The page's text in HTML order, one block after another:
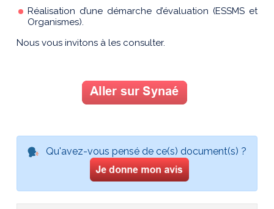
Réalisation d’une démarche d’évaluation (ESSMS et
Organismes).
Nous vous invitons à les consulter.
Qu'avez-vous pensé de ce(s) document(s) ?